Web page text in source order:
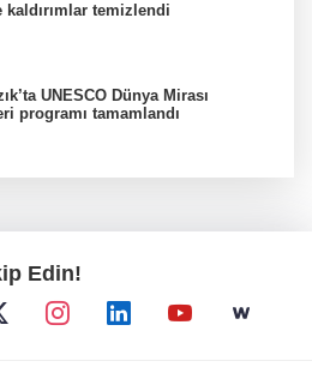
kaldırımlar temizlendi
UNESCO Dünya Mirası
programı tamamlandı
Edin!